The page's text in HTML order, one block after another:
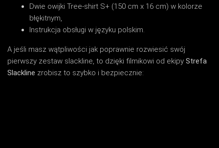
Dwie owijki Tree-shirt S+ (150 cm x 16 cm) w kolorze
błękitnym,
Instrukcja obsługi w języku polskim.
A jeśli masz wątpliwości jak poprawnie rozwiesić swój
pierwszy zestaw slackline, to dzięki filmikowi od ekipy Strefa
Slackline zrobisz to szybko i bezpiecznie: